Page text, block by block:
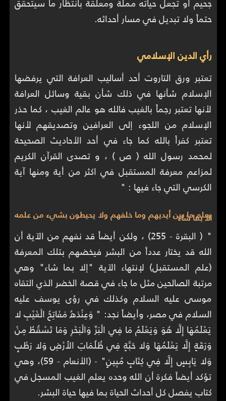
حتماً ولا تبديل في مسار أحداثه.
رأي الدين الإسلامي
تعتبر ورق التاروت أحد أساليب العرافة التي يرفضها
الإسلام شأنها في ذلك شأن بقية وسائل العرافة
لأنها تعتبر رجماً بالغيب فالله هو عالم الغيب ، كما حذر
الإسلام من اللجوء إلى العرافين وتصديقهم لأنها
تعتبر كفراً بالله كما جاء في أحد الأحاديث الصحيحة
لمحمد رسول الله ( ص ) ، و تصدى القرآن الكريم
لمزاعم معرفة المستقبل في اكثر من أية ومنها آية
الكرسي التي جاء فيها : "
يعلم ما بين أيديهم وما خلفهم ولا يحيطون بشيء من علمه
الا بما شاء
" ( البقرة - 255) ، ولكن أيضاً قد نفهم من الآية أن
الله قد يختار عدداً من البشر فيخضهم بتلك المعرفة
(علم المستقبل) لإنتهاء الآية "إلا بما شاء" وهي
مرتبة الصالحين مثل ما جاء في قصة الخضر الذي التقاه
موسى عليه السلام وكذلك في رؤى يوسف عليه
السلام في مصر، وأيضاً نجد: " وَعِنْدَهُ مَفَاتِحُ الْغَيْبِ لا
يَعْلَمُهَا إِلَّا هُوَ وَيَعْلَمُ مَا فِي الْبَرِّ وَالْبَحْرِ وَمَا تَسْقُطُ مِنْ
وَرَقَةٍ إِلَّا يَعْلَمُهَا وَلا حَبَّةٍ فِي ظُلُمَاتِ الأَرْضِ وَلا رَطْبٍ
وَلا يَابِسٍ إِلَّا فِي كِتَابٍ مُبِينٍ" - (الأنعام - 59)، وهي
تؤكد أيضاً فكرة أن الله وحده يعلم الغيب المسجل في
كتاب يفصل كل أحداث الحياة بما فيها حياة البشر.